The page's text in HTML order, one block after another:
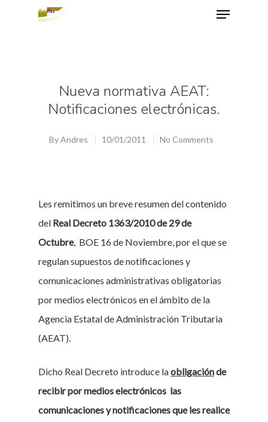
Nueva normativa AEAT:
Notificaciones electrónicas.
ByAndres 10/01/2011 No Comments
Les remitimos un breve resumen del contenido
del Real Decreto 1363/2010 de 29 de
Octubre, BOE 16 de Noviembre, por el que se
regulan supuestos de notificaciones y
comunicaciones administrativas obligatorias
por medios electrónicos en el ámbito de la
Agencia Estatal de Administración Tributaria
(AEAT).
Dicho Real Decreto introduce laobligaciónde
recibir por medios electrónicos las
comunicaciones y notificaciones que les realice